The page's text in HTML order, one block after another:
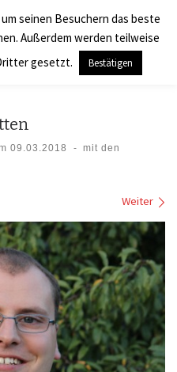
Search
09.03.2018 - mit den
Weiter
seinen Besuchern das beste
Außerdem werden teilweise
gesetzt.
Bestätigen